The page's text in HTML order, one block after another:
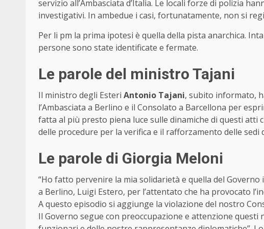
servizio all’Ambasciata d’Italia. Le locali forze di polizia
investigativi. In ambedue i casi, fortunatamente, non si
Per li pm la prima ipotesi è quella della pista anarchica.
persone sono state identificate e fermate.
Le parole del ministro Tajani
Il ministro degli Esteri Antonio Tajani, subito informato,
l’Ambasciata a Berlino e il Consolato a Barcellona per
fatta al più presto piena luce sulle dinamiche di questi atti
delle procedure per la verifica e il rafforzamento delle
Le parole di Giorgia Meloni
“Ho fatto pervenire la mia solidarietà e quella del Governo
a Berlino, Luigi Estero, per l’attentato che ha provocato
A questo episodio si aggiunge la violazione del nostro
Il Governo segue con preoccupazione e attenzione